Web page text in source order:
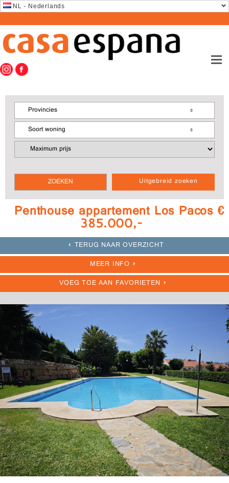
NL - Nederlands
Uitgebreid zoeken
Provincies
Soort woning
Penthouse appartement Los Pacos €
385.000,-
TERUG NAAR OVERZICHT
MEER INFO
VOEG TOE AAN FAVORIETEN